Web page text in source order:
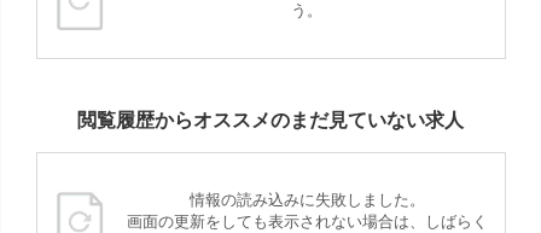
う。
閲覧履歴からオススメのまだ見ていない求人
情報の読み込みに失敗しました。
画面の更新をしても表示されない場合は、しばらく